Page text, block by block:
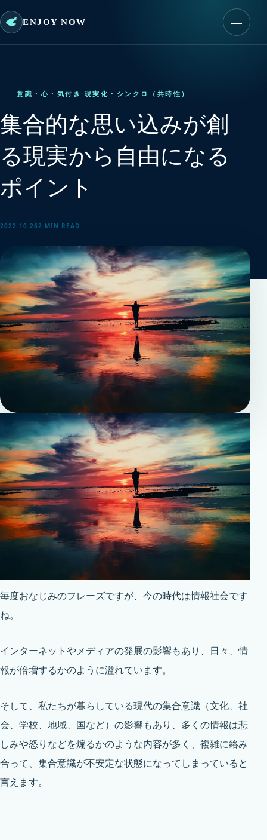
ENJOY NOW
意識・心・気付き· 現実化・シンクロ（共時性）
集合的な思い込みが創
る現実から自由になる
ポイント
2022.10.262 MIN READ
毎度おなじみのフレーズですが、今の時代は情報社会です
ね。
インターネットやメディアの発展の影響もあり、日々、情
報が倍増するかのように溢れています。
そして、私たちが暮らしている現代の集合意識（文化、社
会、学校、地域、国など）の影響もあり、多くの情報は悲
しみや怒りなどを煽るかのような内容が多く、複雑に絡み
合って、集合意識が不安定な状態になってしまっていると
言えます。